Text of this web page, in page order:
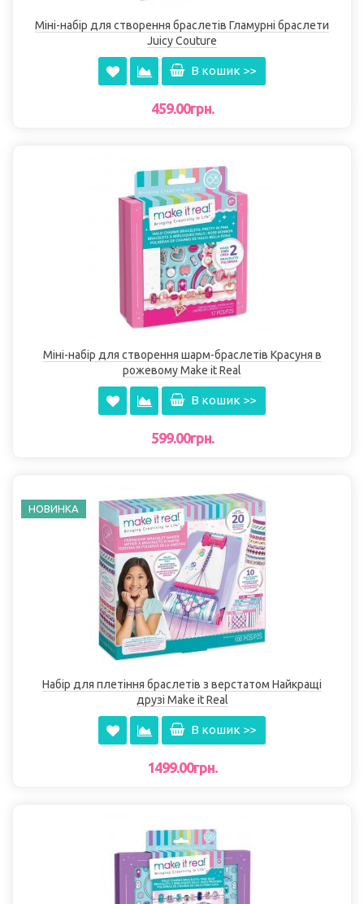
Міні-набір для створення браслетів Гламурні браслети
Juicy Couture
В кошик >>
459.00грн.
Міні-набір для створення шарм-браслетів Красуня в
рожевому Make it Real
В кошик >>
599.00грн.
НОВИНКА
Набір для плетіння браслетів з верстатом Найкращі
друзі Make it Real
В кошик >>
1499.00грн.